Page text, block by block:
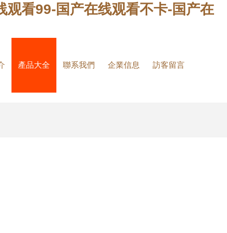
观看99-国产在线观看不卡-国产在
產品大全 聯系我們 企業信息 訪客留言